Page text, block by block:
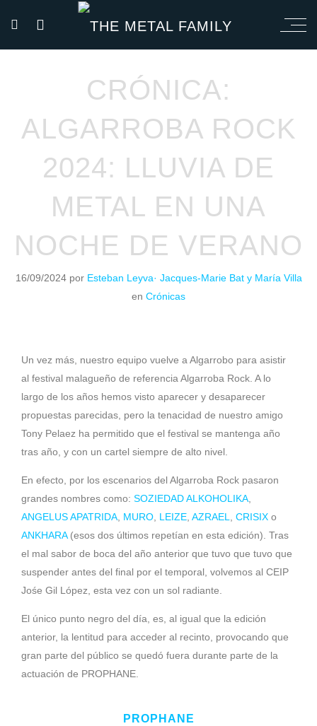
CRÓNICA:
ALGARROBA ROCK
2024: LLUVIA DE
METAL EN UNA
NOCHE DE VERANO
16/09/2024 por Esteban Leyva· Jacques-Marie Bat y María Villa
en Crónicas
Un vez más, nuestro equipo vuelve a Algarrobo para asistir
al festival malagueño de referencia Algarroba Rock. A lo
largo de los años hemos visto aparecer y desaparecer
propuestas parecidas, pero la tenacidad de nuestro amigo
Tony Pelaez ha permitido que el festival se mantenga año
tras año, y con un cartel siempre de alto nivel.
En efecto, por los escenarios del Algarroba Rock pasaron
grandes nombres como: SOZIEDAD ALKOHOLIKA
ANGELUS APATRIDA MURO LEIZE AZRAEL CRISIX o
ANKHARA(esos dos últimos repetían en esta edición). Tras
el mal sabor de boca del año anterior que tuvo que tuvo que
suspender antes del final por el temporal, volvemos al CEIP
Jośe Gil López, esta vez con un sol radiante.
El único punto negro del día, es, al igual que la edición
anterior, la lentitud para acceder al recinto, provocando que
gran parte del público se quedó fuera durante parte de la
actuación de PROPHANE.
PROPHANE